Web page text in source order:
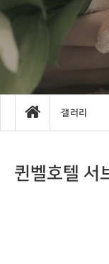
갤러리
퀸벨호텔 서